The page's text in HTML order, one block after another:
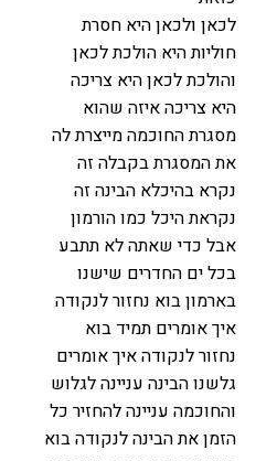
לכאן ולכאן היא חסרת
חוליות היא הולכת לכאן
והולכת לכאן היא צריכה
היא צריכה איזה שהוא
מסגרת החוכמה מייצרת לה
את המסגרת בקבלה זה
נקרא בהיכלא הבינה זה
נקראת היכל כמו הורמון
אבל כדי שאתה לא תתבע
בכל ים החדרים שישנו
בארמון בוא נחזור לנקודה
איך אומרים תמיד בוא
נחזור לנקודה איך אומרים
גלשנו הבינה עניינה לגלוש
והחוכמה עניינה להחזיר כל
הזמן את הבינה לנקודה בוא